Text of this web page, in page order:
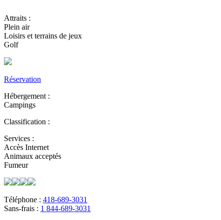
Attraits :
Plein air
Loisirs et terrains de jeux
Golf
Réservation
Hébergement :
Campings
Classification :
Services :
Accès Internet
Animaux acceptés
Fumeur
Téléphone : 418-689-3031
Sans-frais : 1 844-689-3031